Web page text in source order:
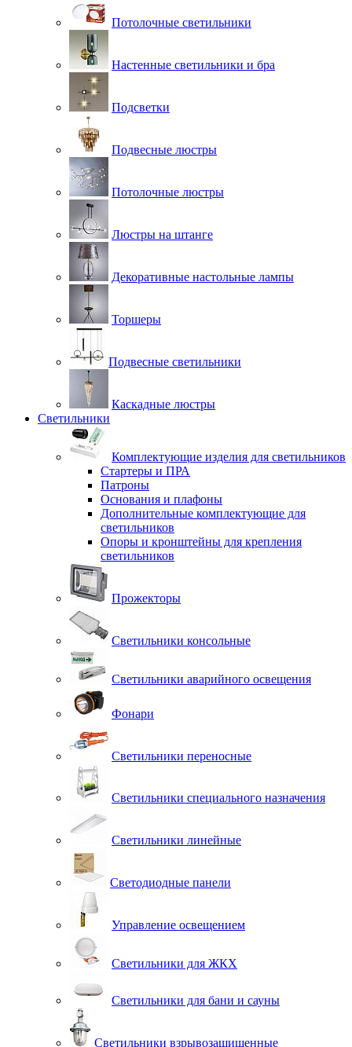
Потолочные светильники
Настенные светильники и бра
Подсветки
Подвесные люстры
Потолочные люстры
Люстры на штанге
Декоративные настольные лампы
Торшеры
Подвесные светильники
Каскадные люстры
Светильники
Комплектующие изделия для светильников
Стартеры и ПРА
Патроны
Основания и плафоны
Дополнительные комплектующие для
светильников
Опоры и кронштейны для крепления
светильников
Прожекторы
Светильники консольные
Светильники аварийного освещения
Фонари
Светильники переносные
Светильники специального назначения
Светильники линейные
Светодиодные панели
Управление освещением
Светильники для ЖКХ
Светильники для бани и сауны
Светильники взрывозащищенные